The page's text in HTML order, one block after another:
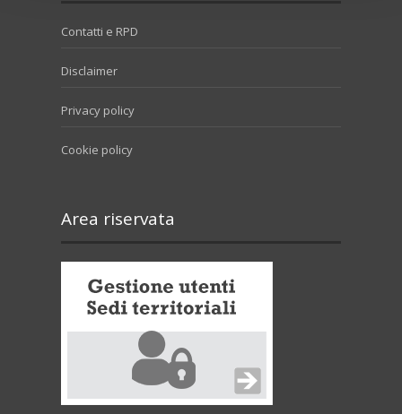
Contatti e RPD
Disclaimer
Privacy policy
Cookie policy
Area riservata